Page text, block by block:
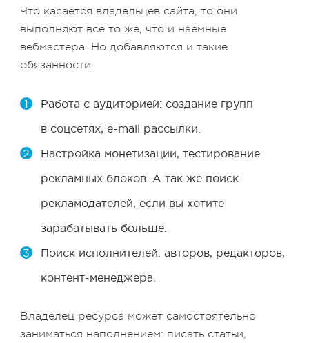
Что касается владельцев сайта, то они
выполняют все то же, что и наемные
вебмастера. Но добавляются и такие
обязанности:
Работа с аудиторией: создание групп
в соцсетях, e-mail рассылки.
Настройка монетизации, тестирование
рекламных блоков. А так же поиск
рекламодателей, если вы хотите
зарабатывать больше.
Поиск исполнителей: авторов, редакторов,
контент-менеджера.
Владелец ресурса может самостоятельно
заниматься наполнением: писать статьи,